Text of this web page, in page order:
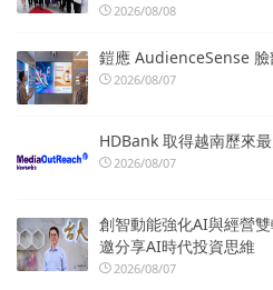
2026/08/08
鎧應 AudienceSense
2026/08/07
HDBank 取得越南歷來
2026/08/07
創智動能強化AI與經營
邀分享AI時代投資思維
2026/08/07